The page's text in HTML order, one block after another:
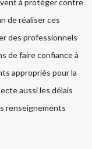
à protéger contre
de réaliser ces
des professionnels
de faire confiance à
appropriés pour la
aussi les délais
renseignements